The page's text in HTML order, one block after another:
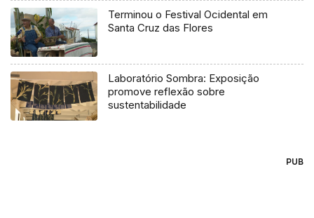
Terminou o Festival Ocidental em
Santa Cruz das Flores
Laboratório Sombra: Exposição
promove reflexão sobre
sustentabilidade
PUB